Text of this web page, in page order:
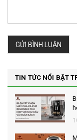
GỬI BÌNH LUẬN
TIN TỨC NỔI BẬT